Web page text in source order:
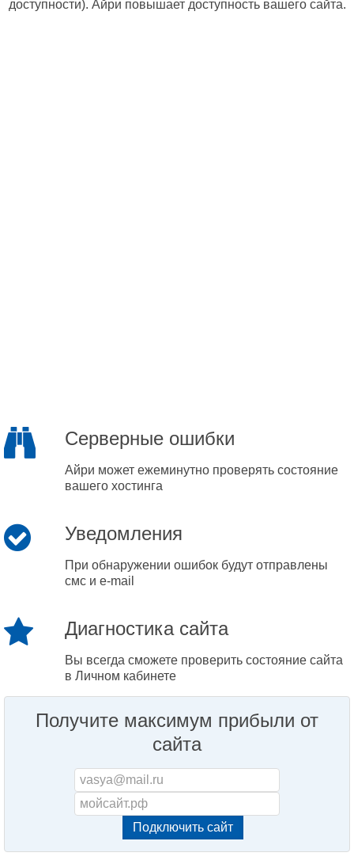
доступности). Айри повышает доступность вашего сайта.
Серверные ошибки
Айри может ежеминутно проверять состояние
вашего хостинга
Уведомления
При обнаружении ошибок будут отправлены
смс и e-mail
Диагностика сайта
Вы всегда сможете проверить состояние сайта
в Личном кабинете
Получите максимум прибыли от
сайта